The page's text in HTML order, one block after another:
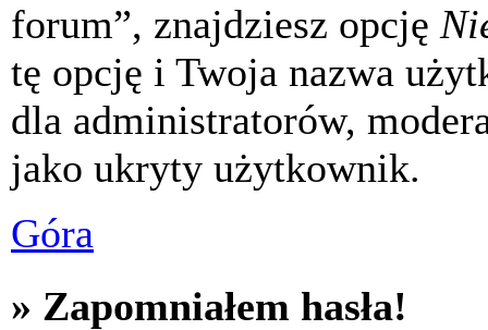
forum”, znajdziesz opcję
tę opcję i Twoja nazwa
dla administratorów,
jako ukryty użytkownik.
Góra
» Zapomniałem hasła!